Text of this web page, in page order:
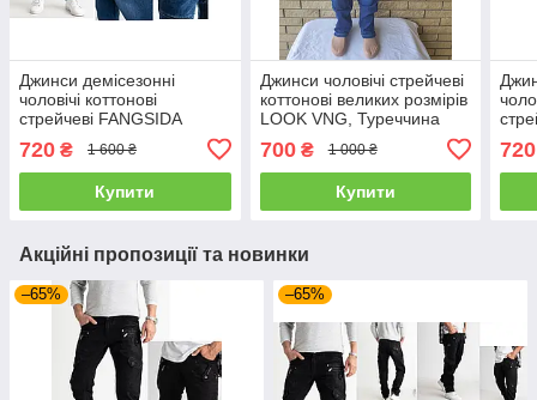
Джинси демісезонні
чоловічі коттонові
стрейчеві FANGSIDA
720 ₴ 1 600 ₴
Купити
Джинси чоловічі стрейчеві
коттонові великих розмірів
LOOK VNG, Туреччина
700₴ 1 000 ₴
Купити
720
Акційні пропозиції та новинки
–65% –65%